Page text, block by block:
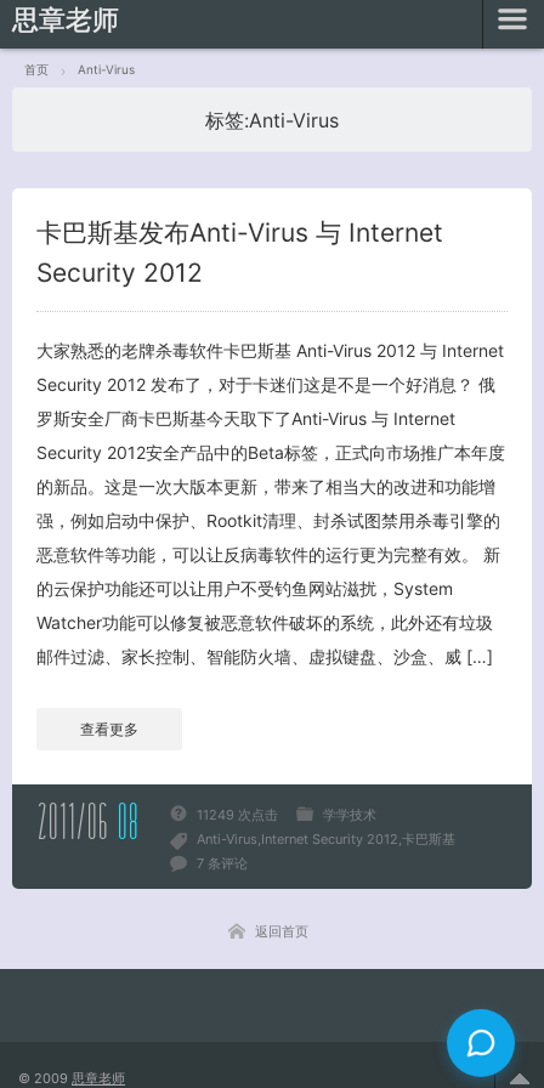
思章老师
首页 Anti-Virus
标签:Anti-Virus
卡巴斯基发布Anti-Virus 与 Internet
Security 2012
大家熟悉的老牌杀毒软件卡巴斯基 Anti-Virus 2012 与 Internet
Security 2012 发布了，对于卡迷们这是不是一个好消息？ 俄
罗斯安全厂商卡巴斯基今天取下了Anti-Virus 与 Internet
Security 2012安全产品中的Beta标签，正式向市场推广本年度
的新品。这是一次大版本更新，带来了相当大的改进和功能增
强，例如启动中保护、Rootkit清理、封杀试图禁用杀毒引擎的
恶意软件等功能，可以让反病毒软件的运行更为完整有效。 新
的云保护功能还可以让用户不受钓鱼网站滋扰，System
Watcher功能可以修复被恶意软件破坏的系统，此外还有垃圾
邮件过滤、家长控制、智能防火墙、虚拟键盘、沙盒、威 […]
查看更多
2011/06 08 11249 次点击
学学技术
Anti-Virus Internet Security 2012 卡巴斯基
7 条评论
返回首页
© 2009 思章老师
关闭弹窗